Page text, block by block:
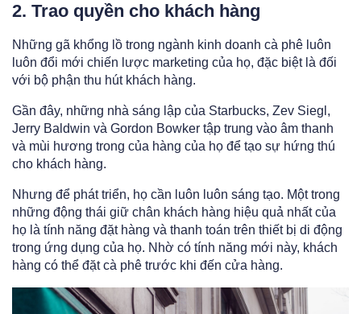
2. Trao quyền cho khách hàng
Những gã khổng lồ trong ngành kinh doanh cà phê luôn
luôn đổi mới chiến lược marketing của họ, đặc biệt là đối
với bộ phận thu hút khách hàng.
Gần đây, những nhà sáng lập của Starbucks, Zev Siegl,
Jerry Baldwin và Gordon Bowker tập trung vào âm thanh
và mùi hương trong của hàng của họ để tạo sự hứng thú
cho khách hàng.
Nhưng để phát triển, họ cần luôn luôn sáng tạo. Một trong
những động thái giữ chân khách hàng hiệu quả nhất của
họ là tính năng đặt hàng và thanh toán trên thiết bị di động
trong ứng dụng của họ. Nhờ có tính năng mới này, khách
hàng có thể đặt cà phê trước khi đến cửa hàng.